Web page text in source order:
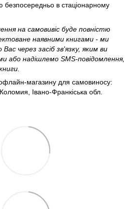
безпосередньо в стаціонарному
на самовивіс буде повністю
наявними книгами - ми
через засіб зв'язку, яким ви
або надішлемо SMS-повідомлення,
магазину для самовиносу:
Івано-Франкіська обл.